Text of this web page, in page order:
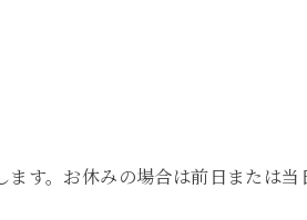
す。お休みの場合は前日または